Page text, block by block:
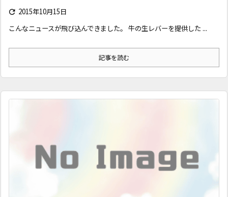
 2015年10月15日
こんなニュースが飛び込んできました。 牛の生レバーを提供した ...
記事を読む